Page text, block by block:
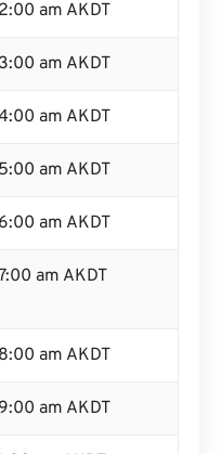
am AKDT
am AKDT
am AKDT
am AKDT
am AKDT
am AKDT
am AKDT
am AKDT